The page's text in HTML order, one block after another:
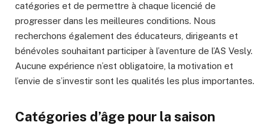
catégories et de permettre à chaque licencié de
progresser dans les meilleures conditions. Nous
recherchons également des éducateurs, dirigeants et
bénévoles souhaitant participer à l’aventure de l’AS Vesly.
Aucune expérience n’est obligatoire, la motivation et
l’envie de s’investir sont les qualités les plus importantes.
Catégories d’âge pour la saison